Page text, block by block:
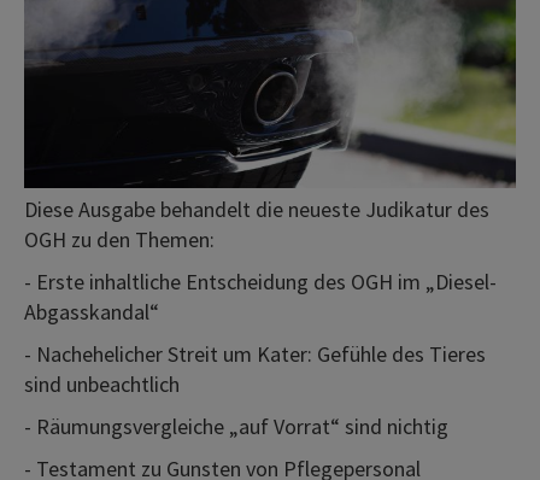
Diese Ausgabe behandelt die neueste Judikatur des
OGH zu den Themen:
- Erste inhaltliche Entscheidung des OGH im „Diesel-
Abgasskandal“
- Nachehelicher Streit um Kater: Gefühle des Tieres
sind unbeachtlich
- Räumungsvergleiche „auf Vorrat“ sind nichtig
- Testament zu Gunsten von Pflegepersonal